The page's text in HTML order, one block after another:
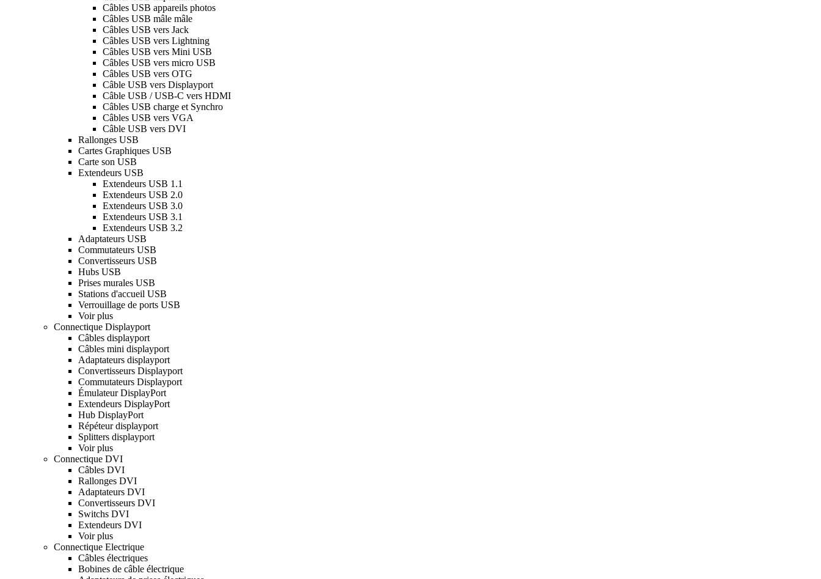
Câbles USB appareils photos
Câbles USB mâle mâle
Câbles USB vers Jack
Câbles USB vers Lightning
Câbles USB vers Mini USB
Câbles USB vers micro USB
Câbles USB vers OTG
Câble USB vers Displayport
Câble USB / USB-C vers HDMI
Câbles USB charge et Synchro
Câbles USB vers VGA
Câble USB vers DVI
Rallonges USB
Cartes Graphiques USB
Carte son USB
Extendeurs USB
Extendeurs USB 1.1
Extendeurs USB 2.0
Extendeurs USB 3.0
Extendeurs USB 3.1
Extendeurs USB 3.2
Adaptateurs USB
Commutateurs USB
Convertisseurs USB
Hubs USB
Prises murales USB
Stations d'accueil USB
Verrouillage de ports USB
Voir plus
Connectique Displayport
Câbles displayport
Câbles mini displayport
Adaptateurs displayport
Convertisseurs Displayport
Commutateurs Displayport
Émulateur DisplayPort
Extendeurs DisplayPort
Hub DisplayPort
Répéteur displayport
Splitters displayport
Voir plus
Connectique DVI
Câbles DVI
Rallonges DVI
Adaptateurs DVI
Convertisseurs DVI
Switchs DVI
Extendeurs DVI
Voir plus
Connectique Electrique
Câbles électriques
Bobines de câble électrique